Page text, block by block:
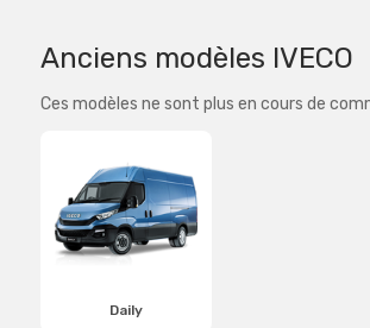
Anciens modèles IVECO
Ces modèles ne sont plus en cours de
Daily